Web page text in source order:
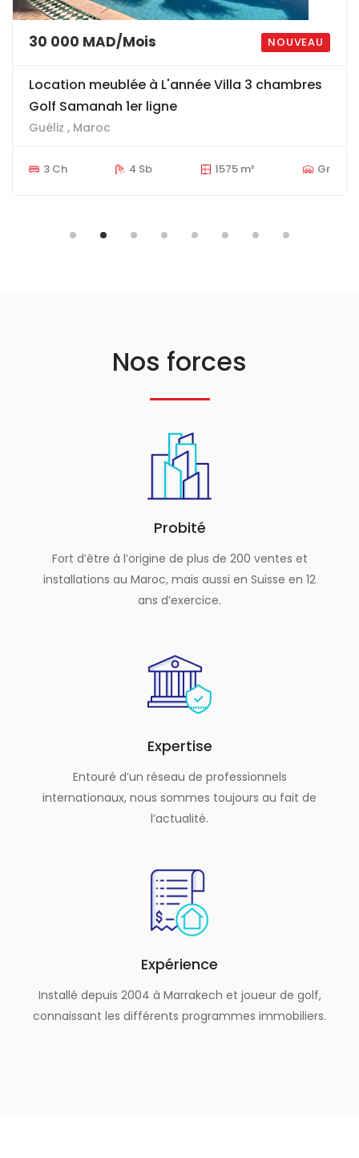
Sur Demande NOUVEAU
Kasbah Jolie Petit Riad titré et bien rénové
dans rue passante
Medina , Maroc
4 Ch 5 Sb 131 m² Gr
Nos forces
Probité
Fort d’être à l’origine de plus de 200 ventes et
installations au Maroc, mais aussi en Suisse en 12
ans d’exercice.
Expertise
Entouré d’un réseau de professionnels
internationaux, nous sommes toujours au fait de
l’actualité.
Expérience
Installé depuis 2004 à Marrakech et joueur de golf,
connaissant les différents programmes immobiliers.